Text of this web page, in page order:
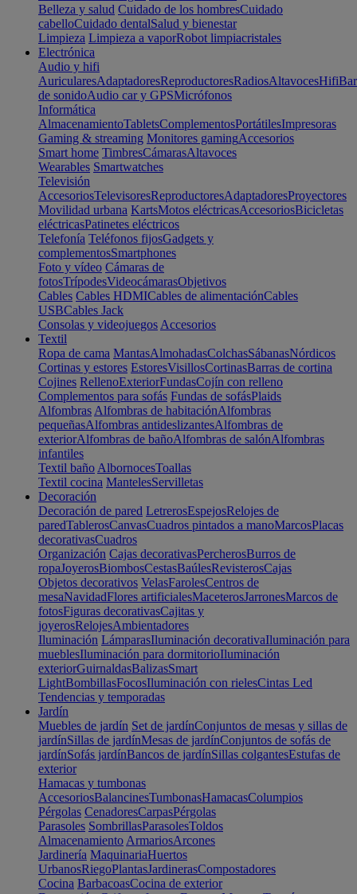
Belleza y salud Cuidado de los hombresCuidado
cabelloCuidado dentalSalud y bienestar
Limpieza Limpieza a vaporRobot limpiacristales
Electrónica
Audio y hifi
AuricularesAdaptadoresReproductoresRadiosAltavocesHifi
de sonidoAudio car y GPSMicrófonos
Informática
AlmacenamientoTabletsComplementosPortátilesImpresoras
Gaming & streaming Monitores gamingAccesorios
Smart home TimbresCámarasAltavoces
Wearables Smartwatches
Televisión
AccesoriosTelevisoresReproductoresAdaptadoresProyectores
Movilidad urbana KartsMotos eléctricasAccesoriosBicicletas
eléctricasPatinetes eléctricos
Telefonía Teléfonos fijosGadgets y
complementosSmartphones
Foto y vídeo Cámaras de
fotosTrípodesVideocámarasObjetivos
Cables Cables HDMICables de alimentaciónCables
USBCables Jack
Consolas y videojuegos Accesorios
Textil
Ropa de cama MantasAlmohadasColchasSábanasNórdicos
Cortinas y estores EstoresVisillosCortinasBarras de cortina
Cojines RellenoExteriorFundasCojín con relleno
Complementos para sofás Fundas de sofásPlaids
Alfombras Alfombras de habitaciónAlfombras
pequeñasAlfombras antideslizantesAlfombras de
exteriorAlfombras de bañoAlfombras de salónAlfombras
infantiles
Textil baño AlbornocesToallas
Textil cocina MantelesServilletas
Decoración
Decoración de pared LetrerosEspejosRelojes de
paredTablerosCanvasCuadros pintados a manoMarcosPlacas
decorativasCuadros
Organización Cajas decorativasPercherosBurros de
ropaJoyerosBiombosCestasBaúlesRevisterosCajas
Objetos decorativos VelasFarolesCentros de
mesaNavidadFlores artificialesMaceterosJarronesMarcos de
fotosFiguras decorativasCajitas y
joyerosRelojesAmbientadores
Iluminación LámparasIluminación decorativaIluminación para
mueblesIluminación para dormitorioIluminación
exteriorGuirnaldasBalizasSmart
LightBombillasFocosIluminación con rielesCintas Led
Tendencias y temporadas
Jardín
Muebles de jardín Set de jardínConjuntos de mesas y sillas de
jardínSillas de jardínMesas de jardínConjuntos de sofás de
jardínSofás jardínBancos de jardínSillas colgantesEstufas de
exterior
Hamacas y tumbonas
AccesoriosBalancinesTumbonasHamacasColumpios
Pérgolas CenadoresCarpasPérgolas
Parasoles SombrillasParasolesToldos
Almacenamiento ArmariosArcones
Jardinería MaquinariaHuertos
UrbanosRiegoPlantasJardinerasCompostadores
Cocina BarbacoasCocina de exterior